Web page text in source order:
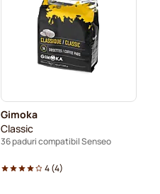
Gimoka
Classic
36 paduri compatibil Senseo
4(4)